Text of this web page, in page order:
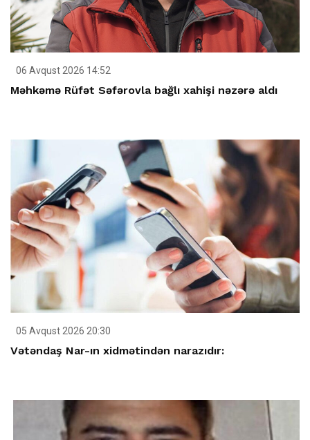
06 Avqust 2026 14:52
Məhkəmə Rüfət Səfərovla bağlı xahişi nəzərə aldı
05 Avqust 2026 20:30
Vətəndaş Nar-ın xidmətindən narazıdır: